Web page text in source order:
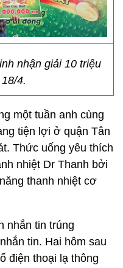
nhận giải 10 triệu
4.
một tuần anh cùng
tiện lợi ở quận Tân
Thức uống yêu thích
nhiệt Dr Thanh bởi
thanh nhiệt cơ
nhắn tin trúng
tin. Hai hôm sau
điện thoại lạ thông